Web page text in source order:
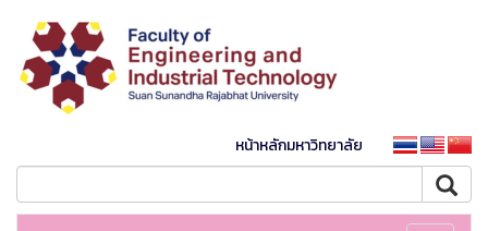
หน้าหลักมหาวิทยาลัย